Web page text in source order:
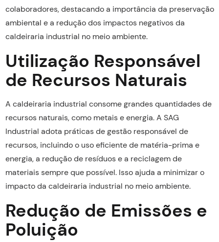
colaboradores, destacando a importância da preservação
ambiental e a redução dos impactos negativos da
caldeiraria industrial no meio ambiente.
Utilização Responsável
de Recursos Naturais
A caldeiraria industrial consome grandes quantidades de
recursos naturais, como metais e energia. A SAG
Industrial adota práticas de gestão responsável de
recursos, incluindo o uso eficiente de matéria-prima e
energia, a redução de resíduos e a reciclagem de
materiais sempre que possível. Isso ajuda a minimizar o
impacto da caldeiraria industrial no meio ambiente.
Redução de Emissões e
Poluição